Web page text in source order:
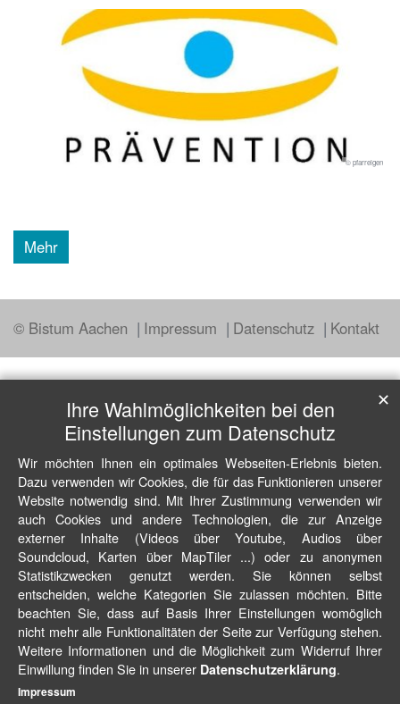
© pfarreigen
Mehr
© Bistum Aachen Impressum Datenschutz Kontakt
Ihre Wahlmöglichkeiten bei den
Einstellungen zum Datenschutz
Wir möchten Ihnen ein optimales Webseiten-Erlebnis bieten.
Dazu verwenden wir Cookies, die für das Funktionieren unserer
Website notwendig sind. Mit Ihrer Zustimmung verwenden wir
auch Cookies und andere Technologien, die zur Anzeige
externer Inhalte (Videos über Youtube, Audios über
Soundcloud, Karten über MapTiler ...) oder zu anonymen
Statistikzwecken genutzt werden. Sie können selbst
entscheiden, welche Kategorien Sie zulassen möchten. Bitte
beachten Sie, dass auf Basis Ihrer Einstellungen womöglich
nicht mehr alle Funktionalitäten der Seite zur Verfügung stehen.
Weitere Informationen und die Möglichkeit zum Widerruf Ihrer
Einwillung finden Sie in unserer Datenschutzerklärung.
✕
Impressum